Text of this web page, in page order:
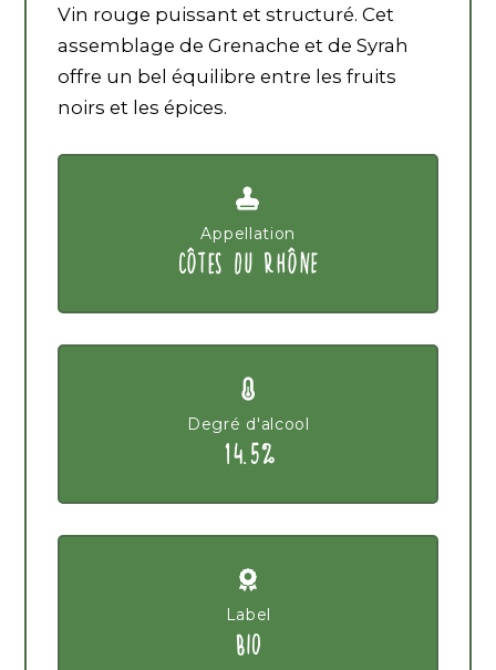
Vin rouge puissant et structuré. Cet
assemblage de Grenache et de Syrah
offre un bel équilibre entre les fruits
noirs et les épices.
Appellation
CÔTES DU RHÔNE
Degré d'alcool
14.5%
Label
BIO